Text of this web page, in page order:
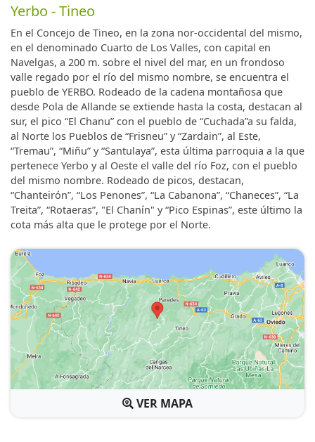
Yerbo - Tineo
En el Concejo de Tineo, en la zona nor-occidental del mismo,
en el denominado Cuarto de Los Valles, con capital en
Navelgas, a 200 m. sobre el nivel del mar, en un frondoso
valle regado por el río del mismo nombre, se encuentra el
pueblo de YERBO. Rodeado de la cadena montañosa que
desde Pola de Allande se extiende hasta la costa, destacan al
sur, el pico “El Chanu” con el pueblo de “Cuchada”a su falda,
al Norte los Pueblos de “Frisneu” y “Zardain”, al Este,
“Tremau”, “Miñu” y “Santulaya”, esta última parroquia a la que
pertenece Yerbo y al Oeste el valle del río Foz, con el pueblo
del mismo nombre. Rodeado de picos, destacan,
“Chanteirón”, “Los Penones”, “La Cabanona”, “Chaneces”, “La
Treita”, “Rotaeras”, "El Chanín" y “Pico Espinas”, este último la
cota más alta que le protege por el Norte.
VER MAPA